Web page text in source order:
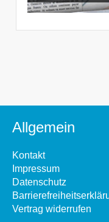
Allgemein
Kontakt
Impressum
Datenschutz
Vertrag widerrufen